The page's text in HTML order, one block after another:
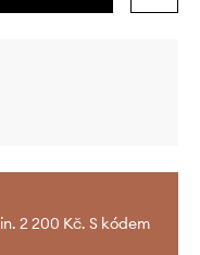
2 200 Kč. S kódem